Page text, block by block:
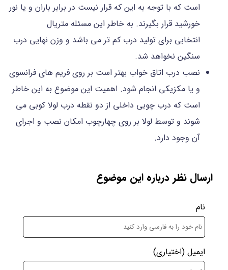
است که با توجه به این که قرار نیست در برابر باران و یا نور
خورشید قرار بگیرند. به خاطر این مسئله متریال
انتخابی برای تولید درب کم تر می باشد و وزن نهایی درب
سنگین نخواهد شد.
نصب درب اتاق خواب بهتر است بر روی فریم های فرانسوی
و یا مکزیکی انجام شود. اهمیت این موضوع به این خاطر
است که درب چوبی داخلی از دو نقطه درب لولا کوبی می
شوند و توسط لولا بر روی چهارچوب امکان نصب و اجرای
آن وجود دارد.
ارسال نظر درباره این موضوع
نام
ایمیل (اختیاری)